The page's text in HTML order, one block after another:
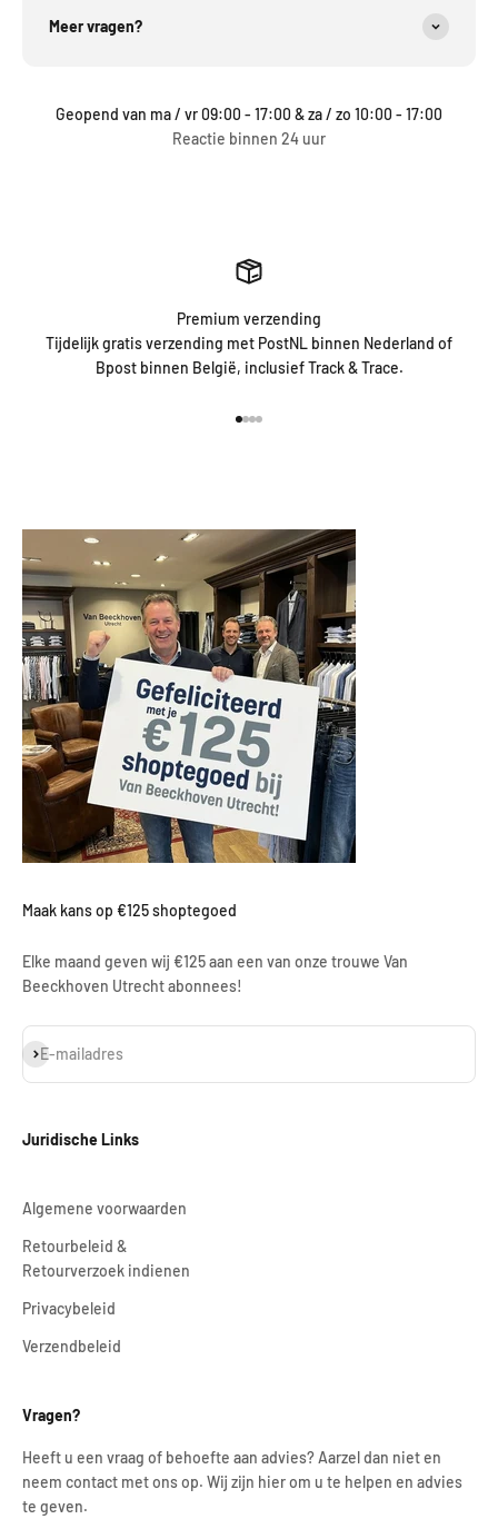
Meer vragen?
Geopend van ma / vr 09:00 - 17:00 & za / zo 10:00 - 17:00
Reactie binnen 24 uur
Premium verzending
Tijdelijk gratis verzending met PostNL binnen Nederland of
Bpost binnen België, inclusief Track & Trace.
Maak kans op €125 shoptegoed
Elke maand geven wij €125 aan een van onze trouwe Van
Beeckhoven Utrecht abonnees!
E-mailadres
Abonneren
Juridische Links
Algemene voorwaarden
Retourbeleid &
Retourverzoek indienen
Privacybeleid
Verzendbeleid
Vragen?
Heeft u een vraag of behoefte aan advies? Aarzel dan niet en
neem contact met ons op. Wij zijn hier om u te helpen en advies
te geven.